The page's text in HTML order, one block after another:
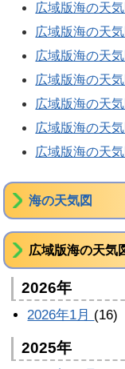
広域版海の天
広域版海の天
広域版海の天
広域版海の天
広域版海の天
広域版海の天
広域版海の天
海の天気図
広域版海の天気
2026年
2026年1月 (16)
2025年